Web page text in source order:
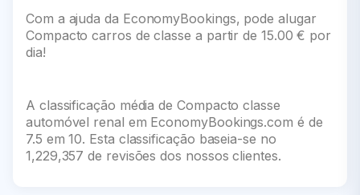
Com a ajuda da EconomyBookings, pode alugar
Compacto carros de classe a partir de 15.00 € por
dia!
A classificação média de Compacto classe
automóvel renal em EconomyBookings.com é de
7.5 em 10. Esta classificação baseia-se no
1,229,357 de revisões dos nossos clientes.